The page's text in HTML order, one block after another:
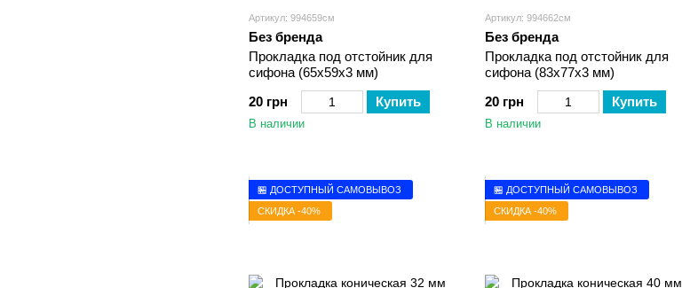
Артикул: 994659см
Без бренда
Прокладка под отстойник для
сифона (65х59х3 мм)
20 грн
Купить
В наличии
Артикул: 994662см
Без бренда
Прокладка под отстойник для
сифона (83х77х3 мм)
20 грн
Купить
В наличии
🏪 ДОСТУПНЫЙ САМОВЫВОЗ
СКИДКА -40%
🏪 ДОСТУПНЫЙ САМОВЫВОЗ
СКИДКА -40%